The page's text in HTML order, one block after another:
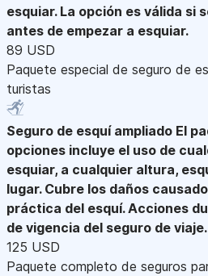
esquiar. La opción es válida si
antes de empezar a esquiar.
89 USD
Paquete especial de seguro de
turistas
Seguro de esquí ampliado El
opciones incluye el uso de
esquiar, a cualquier altura,
lugar. Cubre los daños
práctica del esquí. Acciones
de vigencia del seguro de viaje.
125 USD
Paquete completo de seguros